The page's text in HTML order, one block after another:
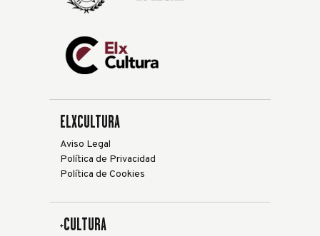
ELXCULTURA
Aviso Legal
Política de Privacidad
Política de Cookies
+CULTURA